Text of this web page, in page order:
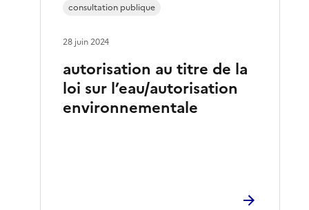
autorisation au titre de la
loi sur l’eau/autorisation
environnementale
consultation publique
28 juin 2024